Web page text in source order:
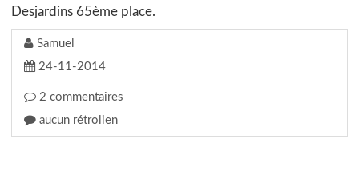
Desjardins 65ème place.
Samuel
24-11-2014
2 commentaires
aucun rétrolien